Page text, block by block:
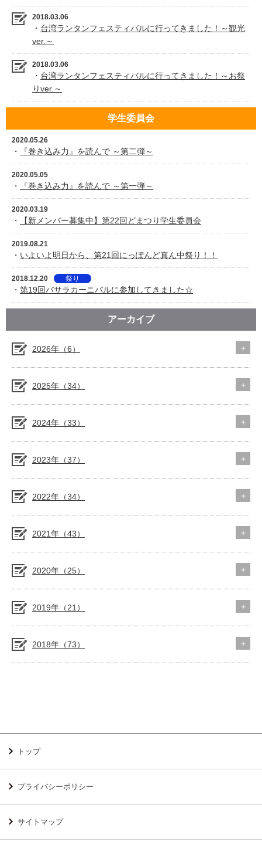
2018.03.06
・ 台湾ランタンフェスティバルに行ってきました！～観光
ver.～
2018.03.06
・ 台湾ランタンフェスティバルに行ってきました！～お祭
りver.～
学生委員会
2020.05.26
・ 『巻き込み力』を読んで ～第二弾～
2020.05.05
・ 『巻き込み力』を読んで ～第一弾～
2020.03.19
・ 【新メンバー募集中】第22回どまつり学生委員会
2019.08.21
・ いよいよ明日から、第21回にっぽんど真ん中祭り！！
2018.12.20 祭り
・ 第19回バサラカーニバルに参加してきました☆
アーカイブ
2026年（6）
2025年（34）
2024年（33）
2023年（37）
2022年（34）
2021年（43）
2020年（25）
2019年（21）
2018年（73）
トップ
プライバシーポリシー
サイトマップ